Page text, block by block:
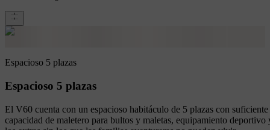
Espacioso 5 plazas
Espacioso 5 plazas
El V60 cuenta con un espacioso habitáculo de 5 plazas con suficiente
capacidad de maletero para bultos y maletas, equipamiento deportivo